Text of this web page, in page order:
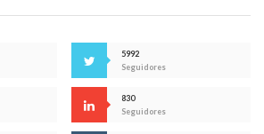
5992
Seguidores
830
Seguidores